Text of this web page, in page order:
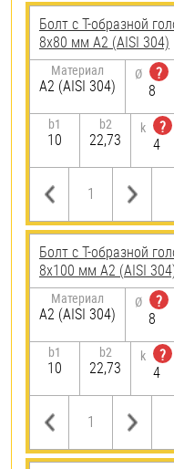
Болт с Т-образной
8х80 мм А2 (AISI 304)
Материал
А2 (AISI 304)
Ø
?
8
b1
10
b2
22,73
k
?
4
Болт с Т-образной
8х100 мм А2 (AISI
Материал
А2 (AISI 304)
Ø
?
8
b1
10
b2
22,73
k
?
4